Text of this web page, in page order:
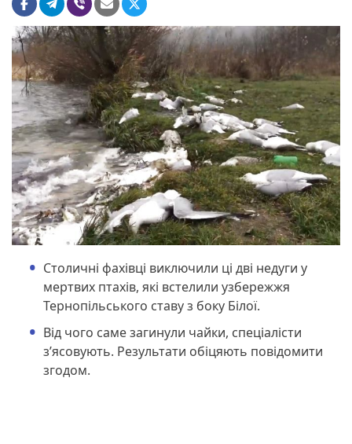
Столичні фахівці виключили ці дві недуги у
мертвих птахів, які встелили узбережжя
Тернопільського ставу з боку Білої.
Від чого саме загинули чайки, спеціалісти
з’ясовують. Результати обіцяють повідомити
згодом.